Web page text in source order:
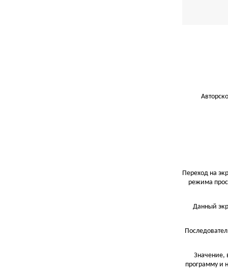
Переход на
режима
Данный
Значение,
программу и